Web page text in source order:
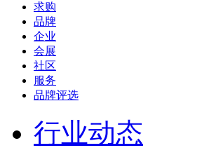
求购
品牌
企业
会展
社区
服务
品牌评选
行业动态